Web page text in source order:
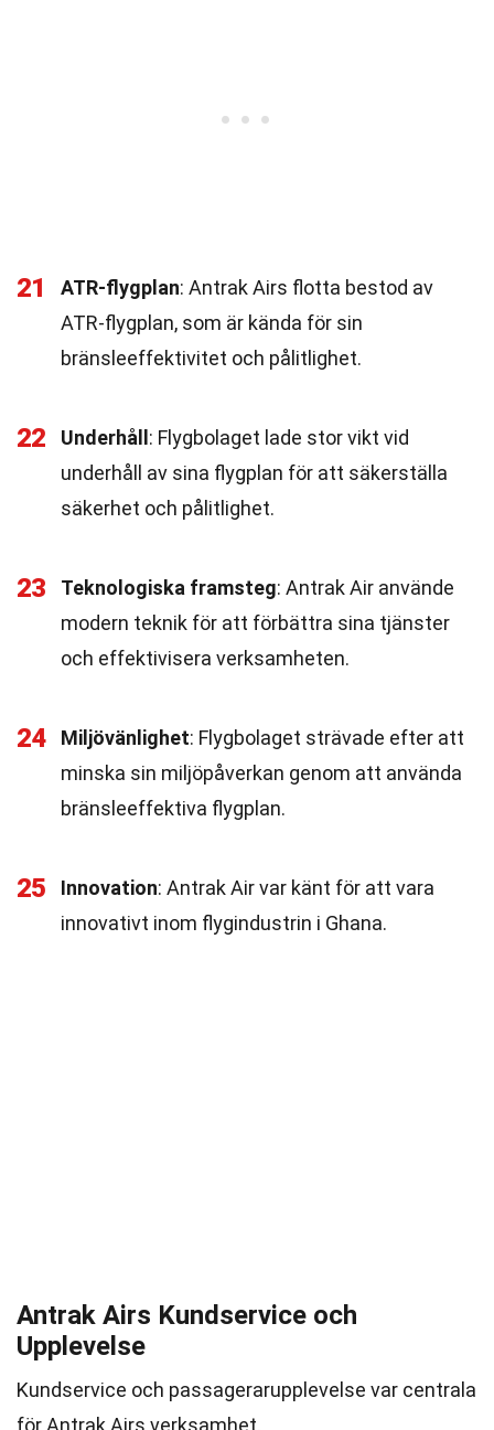
21 ATR-flygplan: Antrak Airs flotta bestod av
ATR-flygplan, som är kända för sin
bränsleeffektivitet och pålitlighet.
22 Underhåll : Flygbolaget lade stor vikt vid
underhåll av sina flygplan för att säkerställa
säkerhet och pålitlighet.
23 Teknologiska framsteg: Antrak Air använde
modern teknik för att förbättra sina tjänster
och effektivisera verksamheten.
24 Miljövänlighet: Flygbolaget strävade efter att
minska sin miljöpåverkan genom att använda
bränsleeffektiva flygplan.
25 Innovation: Antrak Air var känt för att vara
innovativt inom flygindustrin i Ghana.
Antrak Airs Kundservice och
Upplevelse
Kundservice och passagerarupplevelse var centrala
för Antrak Airs verksamhet.